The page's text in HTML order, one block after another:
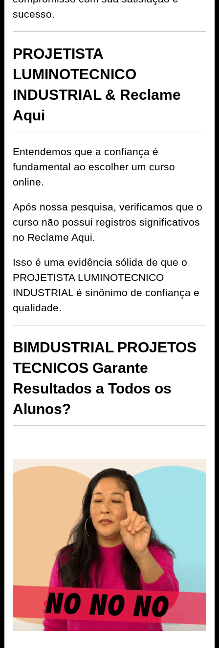
sucesso.
PROJETISTA
LUMINOTECNICO
INDUSTRIAL & Reclame
Aqui
Entendemos que a confiança é
fundamental ao escolher um curso
online.
Após nossa pesquisa, verificamos que o
curso não possui registros significativos
no Reclame Aqui.
Isso é uma evidência sólida de que o
PROJETISTA LUMINOTECNICO
INDUSTRIAL é sinônimo de confiança e
qualidade.
BIMDUSTRIAL PROJETOS
TECNICOS Garante
Resultados a Todos os
Alunos?